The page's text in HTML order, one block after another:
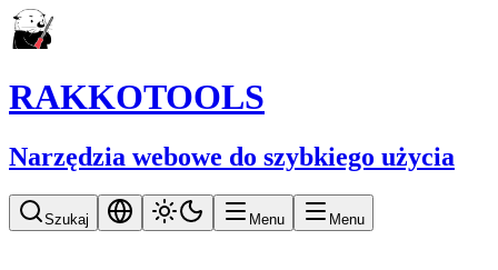
RAKKOTOOLS
Narzędzia webowe do szybkiego użycia
Szukaj Menu Menu